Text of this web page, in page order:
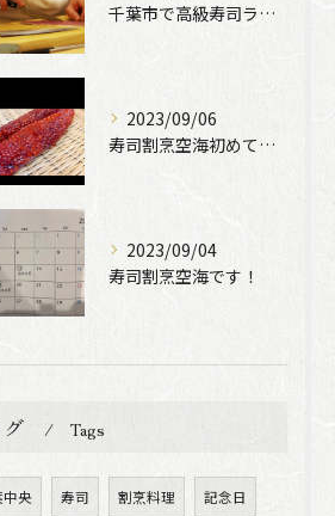
千葉市で高級寿司ランチをお探しの方へ
2023/09/06
寿司割烹空海初めての動画撮影をやって見ました！
2023/09/04
寿司割烹空海です！
Tags
央 寿司 割烹料理 記念日